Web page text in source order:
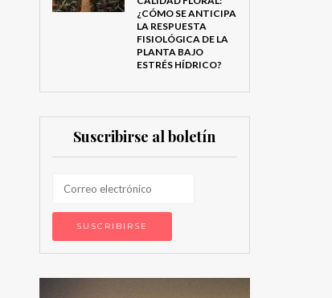
¿CÓMO SE ANTICIPA
LA RESPUESTA
FISIOLÓGICA DE LA
PLANTA BAJO
ESTRÉS HÍDRICO?
Suscribirse al boletín